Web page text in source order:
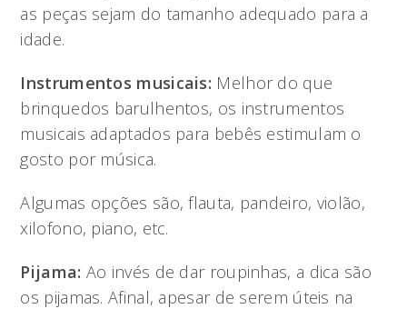
as peças sejam do tamanho adequado para a
idade.
Instrumentos musicais: Melhor do que
brinquedos barulhentos, os instrumentos
musicais adaptados para bebês estimulam o
gosto por música.
Algumas opções são, flauta, pandeiro, violão,
xilofono, piano, etc.
Pijama: Ao invés de dar roupinhas, a dica são
os pijamas. Afinal, apesar de serem úteis na